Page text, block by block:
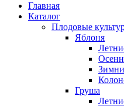
Главная
Каталог
Плодовые
Яблоня
Груша